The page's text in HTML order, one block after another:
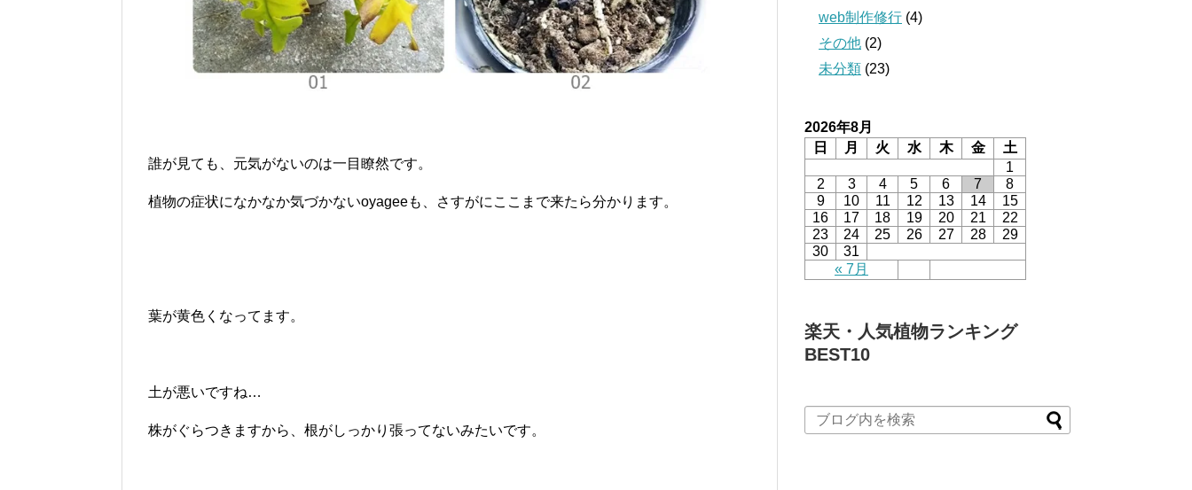
誰が見ても、元気がないのは一目瞭然です。
植物の症状になかなか気づかないoyageeも、さすがにここまで来たら分かります。
葉が黄色くなってます。
土が悪いですね…
株がぐらつきますから、根がしっかり張ってないみたいです。
web制作修行 (4)
その他 (2)
未分類 (23)
2026年8月
日
月 火 水 木 金 土
« 7月
1
2
3 4 5 6 7
8
9
10 11 12 13 14
15
16
17 18 19 20 21
22
23
24 25 26 27 28
29
30
31
楽天・人気植物ランキング
BEST10